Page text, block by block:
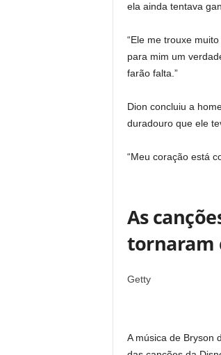
ela ainda tentava
“Ele me trouxe
para mim um
farão falta.”
Dion concluiu a
duradouro que ele
“Meu coração está
As
tornaram
Getty
A música de Bryson